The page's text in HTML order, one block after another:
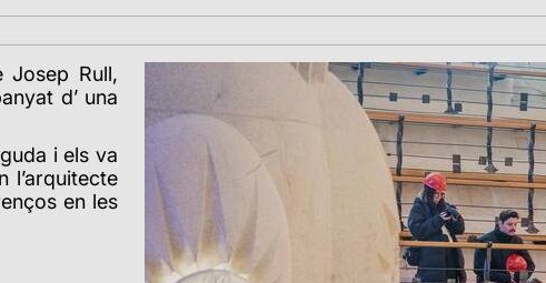
Josep Rull,
d’ una
i els va
l’arquitecte
en les